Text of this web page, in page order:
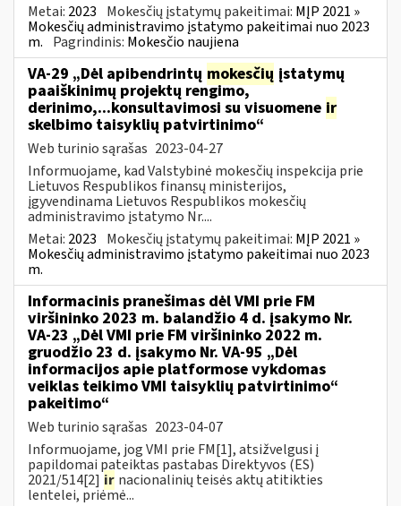
Metai: 2023 Mokesčių įstatymų pakeitimai: MĮP 2021 »
Mokesčių administravimo įstatymo pakeitimai nuo 2023
m. Pagrindinis: Mokesčio naujiena
VA-29 „Dėl apibendrintų mokesčių įstatymų
paaiškinimų projektų rengimo,
derinimo,...konsultavimosi su visuomene ir
skelbimo taisyklių patvirtinimo“
Web turinio sąrašas 2023-04-27
Informuojame, kad Valstybinė mokesčių inspekcija prie
Lietuvos Respublikos finansų ministerijos,
įgyvendinama Lietuvos Respublikos mokesčių
administravimo įstatymo Nr....
Metai: 2023 Mokesčių įstatymų pakeitimai: MĮP 2021 »
Mokesčių administravimo įstatymo pakeitimai nuo 2023
m.
Informacinis pranešimas dėl VMI prie FM
viršininko 2023 m. balandžio 4 d. įsakymo Nr.
VA-23 „Dėl VMI prie FM viršininko 2022 m.
gruodžio 23 d. įsakymo Nr. VA-95 „Dėl
informacijos apie platformose vykdomas
veiklas teikimo VMI taisyklių patvirtinimo“
pakeitimo“
Web turinio sąrašas 2023-04-07
Informuojame, jog VMI prie FM[1], atsižvelgusi į
papildomai pateiktas pastabas Direktyvos (ES)
2021/514[2] ir nacionalinių teisės aktų atitikties
lentelei, priėmė...